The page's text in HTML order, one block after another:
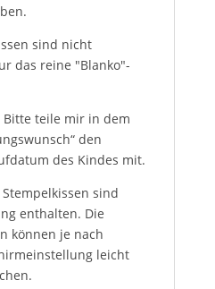
sind nicht
das reine "Blanko"-
Bitte teile mir in dem
den
des Kindes mit.
sind
enthalten. Die
können je nach
leicht